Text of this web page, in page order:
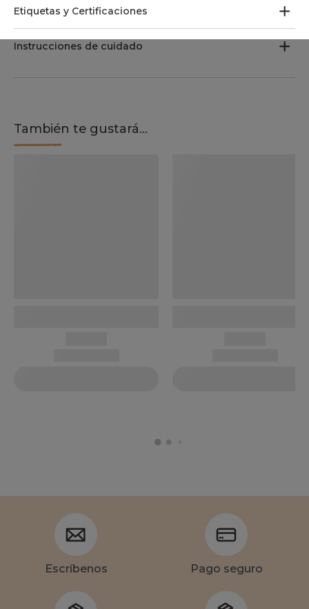
Etiquetas y Certificaciones
Instrucciones de cuidado
También te gustará...
Escríbenos Pago seguro